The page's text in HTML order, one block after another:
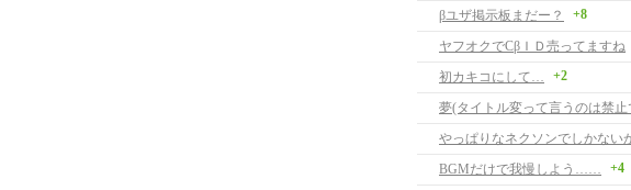
βユザ掲示板まだー？
+8
ヤフオクでCβＩＤ売ってますね
初カキコにして…
+2
夢(タイトル変って言うのは禁止
やっぱりなネクソンでしかない
BGMだけで我慢しよう……
+4